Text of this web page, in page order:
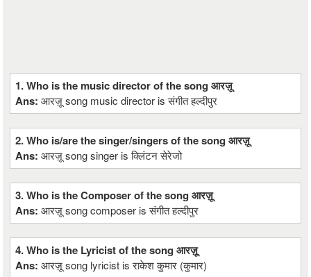
1. Who is the music director of the song आरज़ू
Ans:आरज़ू song music director is संगीत हल्दीपुर
2. Who is/are the singer/singers of the song आरज़ू
Ans:आरज़ू song singer is क्लिंटन सेरेजो
3. Who is the Composer of the song आरज़ू
Ans:आरज़ू song composer is संगीत हल्दीपुर
4. Who is the Lyricist of the song आरज़ू
Ans:आरज़ू song lyricist is राकेश कुमार (कुमार)